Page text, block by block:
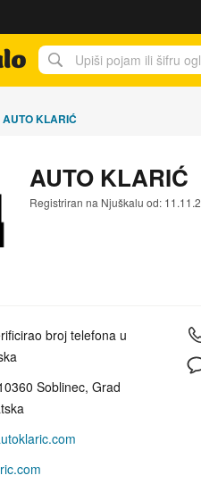
AUTO KLARIĆ
AUTO KLARIĆ
Registriran na Njuškalu od:
broj telefona u
Soblinec, Grad